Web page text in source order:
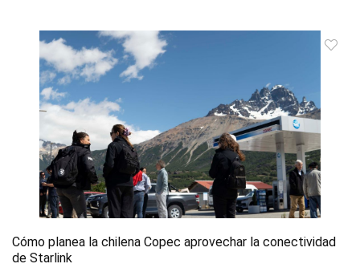
Cómo planea la chilena Copec aprovechar la conectividad
de Starlink